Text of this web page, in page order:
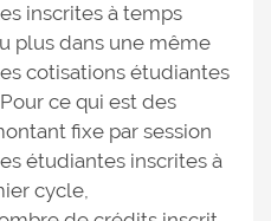
inscrites à temps
plus dans une même
cotisations étudiantes
ce qui est des
fixe par session
étudiantes inscrites à
cycle,